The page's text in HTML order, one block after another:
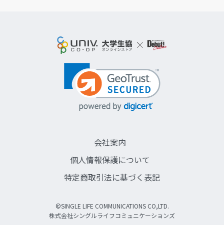
会社案内
個人情報保護について
特定商取引法に基づく表記
©SINGLE LIFE COMMUNICATIONS CO,LTD.
株式会社シングルライフコミュニケーションズ